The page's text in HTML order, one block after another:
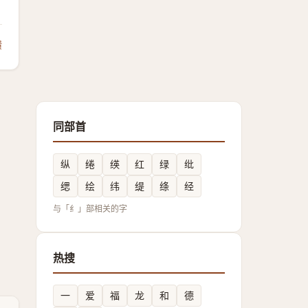
同部首
纵 绻 绬 红 绿
纰
缌
绘 纬 缇 绦 经
与「纟」部相关的字
热搜
一 爱 福 龙 和 德